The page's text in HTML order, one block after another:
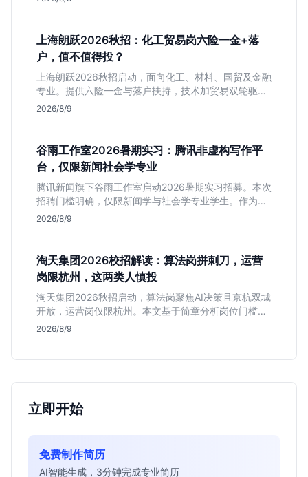
上海朗跃2026秋招：化工贸易岗六险一金+落
户，值不值得投？
上海朗跃2026秋招启动，面向化工、材料、国贸及金融
专业。提供六险一金与落户扶持，技术加贸易双轮驱动
模式稳定性高。本文解读岗位需求与福利含金量，帮应
2026/8/9
谷雨工作室2026暑期实习：腾讯非虚构写作平
台，仅限新闻社会学专业
腾讯新闻旗下谷雨工作室启动2026暑期实习招募。本次
招聘门槛明确，仅限新闻学与社会学专业学生。作为深
耕非虚构写作的头部团队，该岗位提供独立发稿机会与
2026/8/9
淘天集团2026校招解读：算法岗拼刺刀，运营
岗限杭州，这两类人慎投
淘天集团2026秋招启动，算法岗聚焦AI决策且京杭双城
开放，运营岗仅限杭州。本文基于简章分析岗位门槛、
薪资行情及适合人群，帮应届生判断是否值得投递。
2026/8/9
立即开始
免费制作简历
AI智能生成，3分钟完成专业简历